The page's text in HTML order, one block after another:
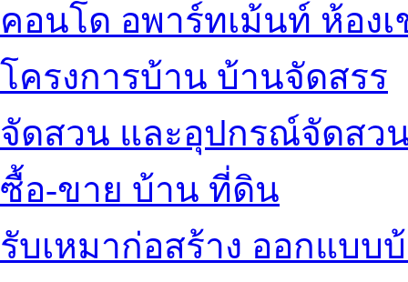
คอนโด อพาร์ทเม้นท์ ห้องเ
โครงการบ้าน บ้านจัดสรร
จัดสวน และอุปกรณ์จัดสว
ซื้อ-ขาย บ้าน ที่ดิน
รับเหมาก่อสร้าง ออกแบบ